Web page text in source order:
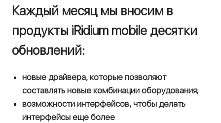
Каждый месяц мы вносим в
продукты iRidium mobile десятки
обновлений:
новые драйвера, которые позволяют
составлять новые комбинации оборудования;
возможности интерфейсов, чтобы делать
интерфейсы еще более